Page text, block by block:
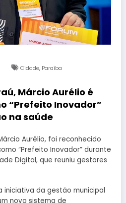
Cidade, Paraíba
Márcio Aurélio é
“Prefeito Inovador”
na saúde
Aurélio, foi reconhecido
“Prefeito Inovador” durante
Digital, que reuniu gestores
iniciativa da gestão municipal
novo sistema de